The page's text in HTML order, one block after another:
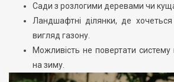
Сади з розлогими деревами чи
Ландшафтні ділянки, де хочеться
вигляд газону.
Можливість не повертати систему
на зиму.